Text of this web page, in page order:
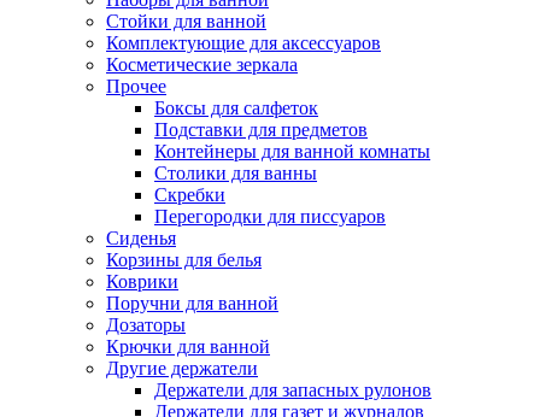
Стойки для ванной
Комплектующие для аксессуаров
Косметические зеркала
Прочее
Боксы для салфеток
Подставки для предметов
Контейнеры для ванной комнаты
Столики для ванны
Скребки
Перегородки для писсуаров
Сиденья
Корзины для белья
Коврики
Поручни для ванной
Дозаторы
Крючки для ванной
Другие держатели
Держатели для запасных рулонов
Держатели для газет и журналов